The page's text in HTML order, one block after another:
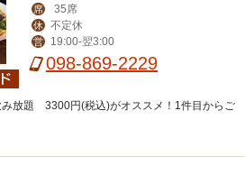
席 35席
休 不定休
営 19:00-翌3:00
098-869-2229
み放題 3300円(税込)がオススメ！1件目からご